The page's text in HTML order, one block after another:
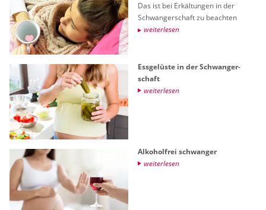
Das ist bei Er­käl­tun­gen in der
Schwan­ger­schaft zu be­ach­ten
wei­ter­le­sen
Ess­ge­lüs­te in der Schwan­ger­
schaft
wei­ter­le­sen
Al­ko­hol­frei schwan­ger
wei­ter­le­sen